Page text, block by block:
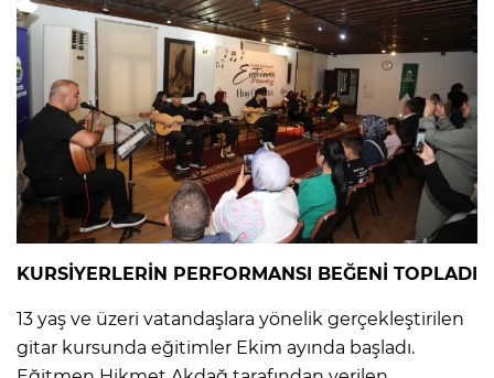
KURSİYERLERİN PERFORMANSI BEĞENİ TOPLADI
13 yaş ve üzeri vatandaşlara yönelik gerçekleştirilen
gitar kursunda eğitimler Ekim ayında başladı.